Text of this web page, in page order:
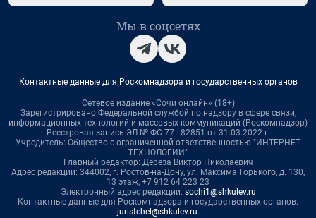
Мы в соцсетях
Контактные данные для Роскомнадзора и государственных органов
Сетевое издание «Сочи онлайн» (18+)
Зарегистрировано Федеральной службой по надзору в сфере связи,
информационных технологий и массовых коммуникаций (Роскомнадзор)
Реестровая запись ЭЛ № ФС 77 - 82851 от 31.03.2022 г.
Учредитель: Общество с ограниченной ответственностью "ИНТЕРНЕТ
ТЕХНОЛОГИИ"
Главный редактор: Дереза Виктор Николаевич
Адрес редакции: 344002, г. Ростов-на-Дону, ул. Максима Горького, д. 130,
13 этаж, +7 912 64 223 23
Электронный адрес редакции: sochi1@shkulev.ru
Контактные данные для Роскомнадзора и государственных органов:
juristchel@shkulev.ru.